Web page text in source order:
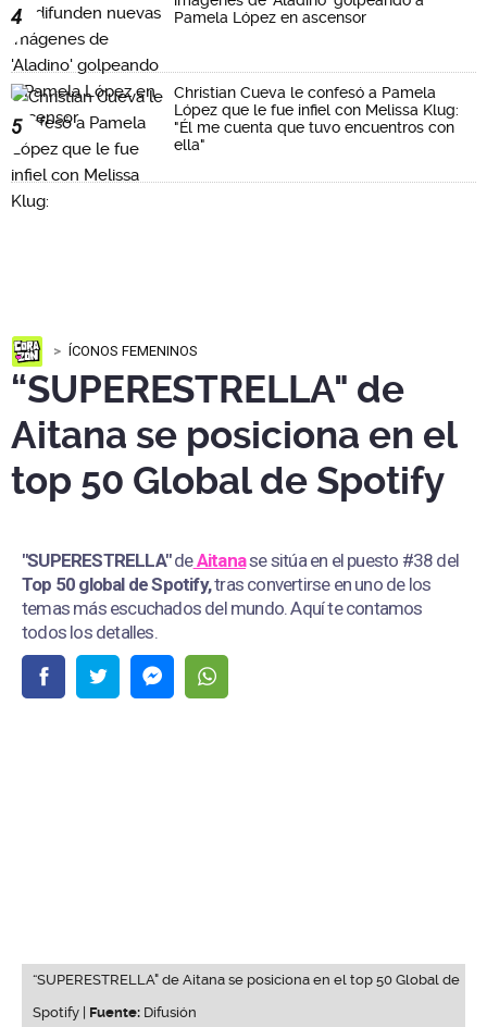
4
Pamela López en ascensor
5
Christian Cueva le confesó a Pamela
López que le fue infiel con Melissa Klug:
"Él me cuenta que tuvo encuentros con
ella"
ÍCONOS FEMENINOS
“SUPERESTRELLA" de
Aitana se posiciona en el
top 50 Global de Spotify
"SUPERESTRELLA"deAitanase sitúa en el puesto #38 del
Top 50 global de Spotify,tras convertirse en uno de los
temas más escuchados del mundo. Aquí te contamos
todos los detalles.
“SUPERESTRELLA" de Aitana se posiciona en el top 50 Global de
Spotify | Fuente: Difusión